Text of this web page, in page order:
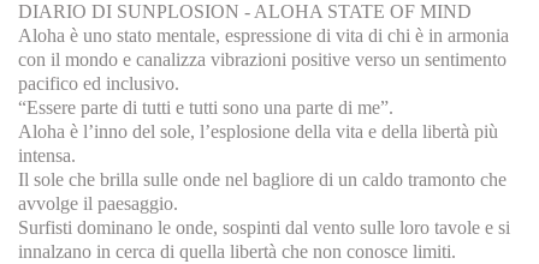
DIARIO DI SUNPLOSION - ALOHA STATE OF MIND
Aloha è uno stato mentale, espressione di vita di chi è in armonia
con il mondo e canalizza vibrazioni positive verso un sentimento
pacifico ed inclusivo.
“Essere parte di tutti e tutti sono una parte di me”.
Aloha è l’inno del sole, l’esplosione della vita e della libertà più
intensa.
Il sole che brilla sulle onde nel bagliore di un caldo tramonto che
avvolge il paesaggio.
Surfisti dominano le onde, sospinti dal vento sulle loro tavole e si
innalzano in cerca di quella libertà che non conosce limiti.